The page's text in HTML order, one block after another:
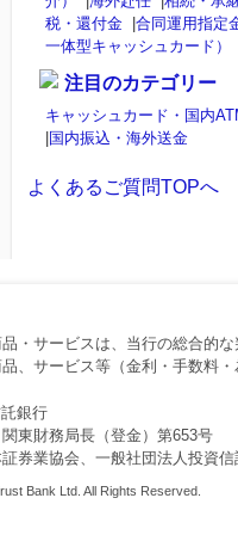
税・還付金 |合同運用指定
一体型キャッシュカード）
注目のカテゴリー
キャッシュカード・国内
|国内振込・海外送金
よくあるご質問TOPへ
・サービスは、当行の総合的
、サービス等（金利・手数料
銀行
東財務局長（登金）第653号
券業協会、一般社団法人投資
Bank Ltd. All Rights Reserved.